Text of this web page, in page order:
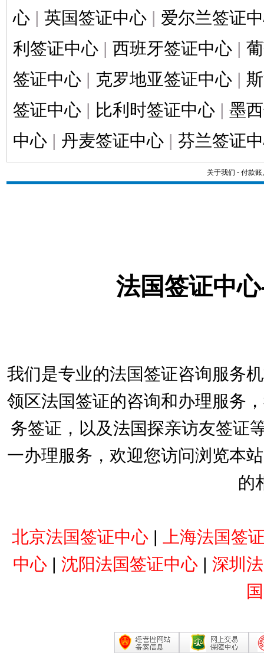
心 | 英国签证中心 | 爱尔兰签证
利签证中心 | 西班牙签证中心 |
签证中心 | 克罗地亚签证中心 |
签证中心 | 比利时签证中心 | 墨
中心 | 丹麦签证中心 | 芬兰签证
关于我们 - 付款账
法国签证中
我们是专业的法国签证咨询服务
领区法国签证的咨询和办理服务
务签证，以及法国探亲访友签证
一办理服务，欢迎您访问浏览本
的
北京法国签证中心|
上海法国签
中心 | 沈阳法国签证中心 | 深圳